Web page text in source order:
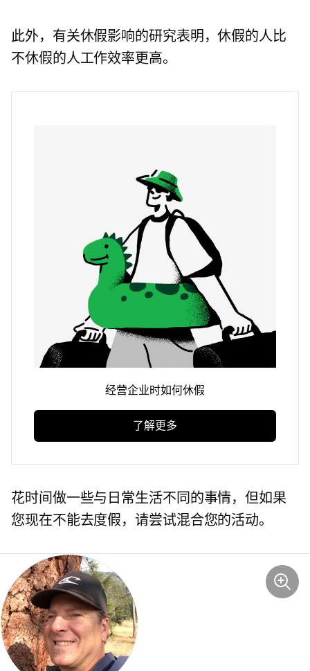
此外，有关休假影响的研究表明，休假的人比
不休假的人工作效率更高。
经营企业时如何休假
了解更多
花时间做一些与日常生活不同的事情，但如果
您现在不能去度假，请尝试混合您的活动。